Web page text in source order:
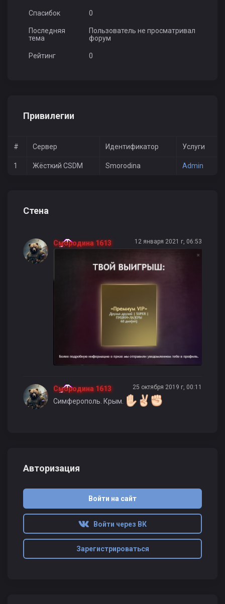
Спасибок 0
Последняя
тема
Пользователь не просматривал
форум
Рейтинг 0
Привилегии
# Сервер Идентификатор Услуги
1 Жёсткий CSDM Smorodina Admin
Стена
Смородина 1613 12 января 2021 г, 06:53
Смородина 1613 25 октября 2019 г, 00:11
Симферополь. Крым.
Авторизация
Войти на сайт
Войти через ВК
Зарегистрироваться